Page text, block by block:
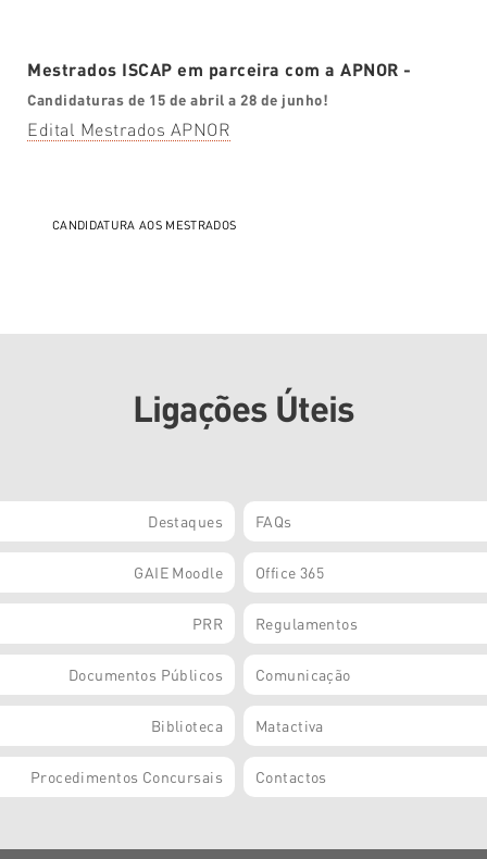
Mestrados ISCAP em parceira com a APNOR -
Candidaturas de 15 de abril a 28 de junho!
Edital Mestrados APNOR
CANDIDATURA AOS MESTRADOS
Ligações Úteis
Destaques FAQs
GAIE Moodle Office 365
PRR Regulamentos
Documentos Públicos Comunicação
Biblioteca Matactiva
Procedimentos Concursais Contactos